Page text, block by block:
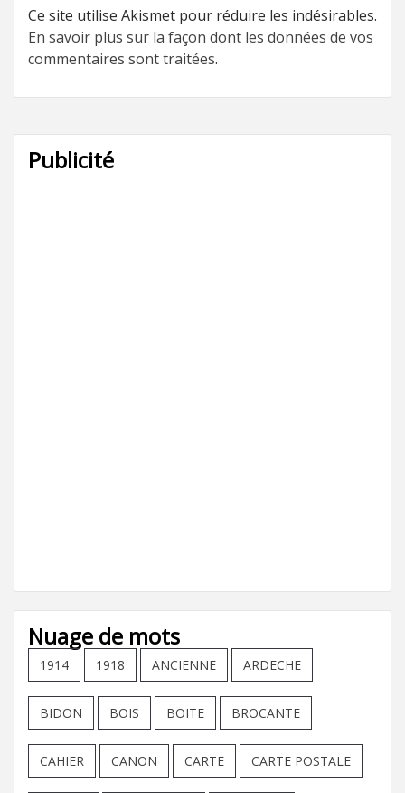
Ce site utilise Akismet pour réduire les indésirables.
En savoir plus sur la façon dont les données de vos
commentaires sont traitées.
Publicité
Nuage de mots
1914 1918 ANCIENNE ARDECHE
BIDON BOIS BOITE BROCANTE
CAHIER CANON CARTE CARTE POSTALE